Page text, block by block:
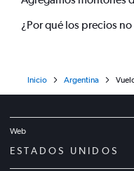
¿Por qué los precios
Inicio Argentina
Web
ESTADOS UNIDOS